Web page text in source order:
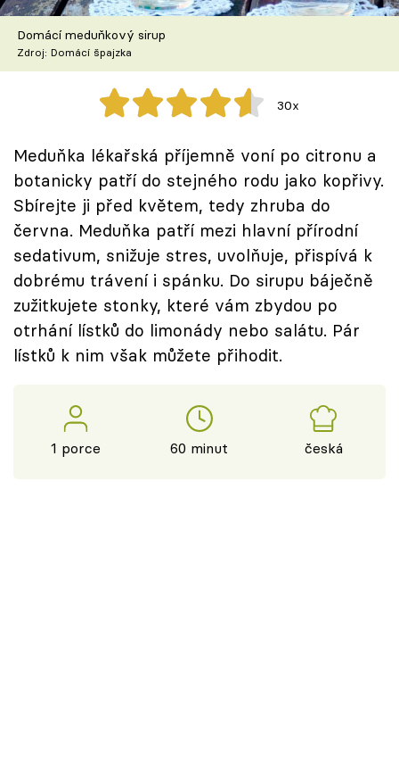
Škola vaření
Recepty z TV
Speciál: Cuketa
Těhotnej kuchař
Sledujte prima+
Přihlášení
Sledujte nás
Domácí meduňkový sirup
Zdroj: Domácí špajzka
30x
Meduňka lékařská příjemně voní po citronu a
botanicky patří do stejného rodu jako kopřivy.
Sbírejte ji před květem, tedy zhruba do
června. Meduňka patří mezi hlavní přírodní
sedativum, snižuje stres, uvolňuje, přispívá k
dobrému trávení i spánku. Do sirupu báječně
zužitkujete stonky, které vám zbydou po
otrhání lístků do limonády nebo salátu. Pár
lístků k nim však můžete přihodit.
1 porce 60 minut česká